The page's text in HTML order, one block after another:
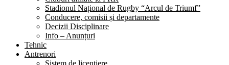
Stadionul Național de Rugby “Arcul de Triumf”
Conducere, comisii și departamente
Decizii Disciplinare
Info – Anunțuri
Tehnic
Antrenori
Sistem de licențiere